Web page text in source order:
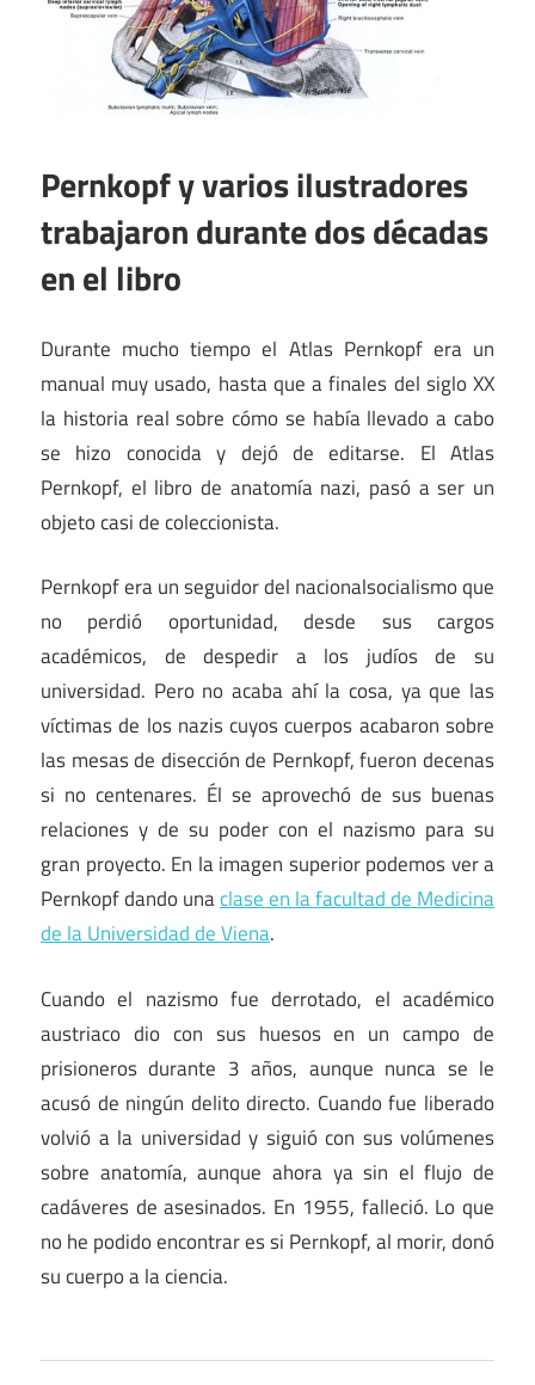
Pernkopf y varios ilustradores
trabajaron durante dos décadas
en el libro
Durante mucho tiempo el Atlas Pernkopf era un
manual muy usado, hasta que a finales del siglo XX
la historia real sobre cómo se había llevado a cabo
se hizo conocida y dejó de editarse. El Atlas
Pernkopf, el libro de anatomía nazi, pasó a ser un
objeto casi de coleccionista.
Pernkopf era un seguidor del nacionalsocialismo que
no perdió oportunidad, desde sus cargos
académicos, de despedir a los judíos de su
universidad. Pero no acaba ahí la cosa, ya que las
víctimas de los nazis cuyos cuerpos acabaron sobre
las mesas de disección de Pernkopf, fueron decenas
si no centenares. Él se aprovechó de sus buenas
relaciones y de su poder con el nazismo para su
gran proyecto. En la imagen superior podemos ver a
Pernkopf dando unaclase en la facultad de Medicina
de la Universidad de Viena.
Cuando el nazismo fue derrotado, el académico
austriaco dio con sus huesos en un campo de
prisioneros durante 3 años, aunque nunca se le
acusó de ningún delito directo. Cuando fue liberado
volvió a la universidad y siguió con sus volúmenes
sobre anatomía, aunque ahora ya sin el flujo de
cadáveres de asesinados. En 1955, falleció. Lo que
no he podido encontrar es si Pernkopf, al morir, donó
su cuerpo a la ciencia.